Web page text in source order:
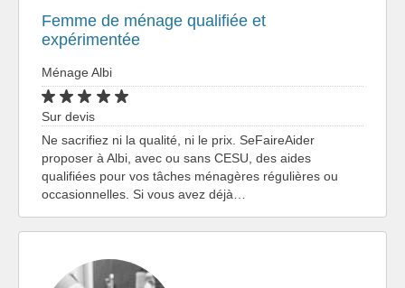
Femme de ménage qualifiée et
expérimentée
Ménage Albi
Sur devis
Ne sacrifiez ni la qualité, ni le prix. SeFaireAider
proposer à Albi, avec ou sans CESU, des aides
qualifiées pour vos tâches ménagères régulières ou
occasionnelles. Si vous avez déjà…